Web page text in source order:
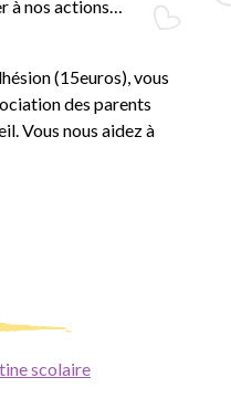
à nos actions…
(15euros), vous
des parents
Vous nous aidez à
scolaire